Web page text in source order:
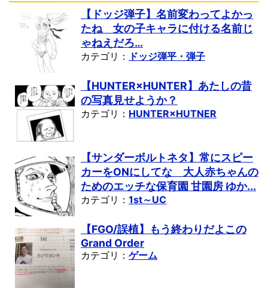
【ドッジ弾子】名前変わってよかっ
たね 女の子キャラに付ける名前じ
ゃねえだろ…
カテゴリ： ドッジ弾平・弾子
【HUNTER×HUNTER】あたしの昔
の写真見せようか？
カテゴリ： HUNTER×HUTNER
【サンダーボルトネタ】常にスピー
カーをONにしてな 大人赤ちゃんの
ためのエッチな保育園 甘園房 ゆか...
カテゴリ： 1st～UC
【FGO/誤植】もう終わりだよこの
Grand Order
カテゴリ： ゲーム